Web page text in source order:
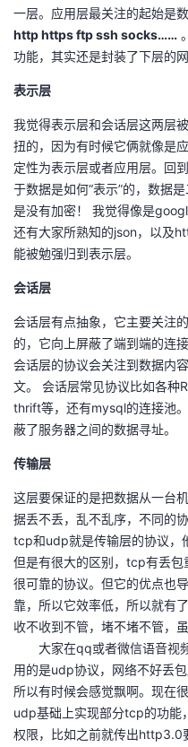
子直的我
注
课
的
证
我
实
验
的
收
藏
术云
议
一层。应用层最关注的起始是
http https ftp ssh socks……
功能，其实还是封装了下层的网
表示层
我觉得表示层和会话层这两层
扭的，因为有时候它俩就像是
定性为表示层或者应用层。回
于数据是如何“表示”的，数据
是没有加密！ 我觉得像是
还有大家所熟知的json，以及
能被勉强归到表示层。
会话层
会话层有点抽象，它主要关注
的，它向上屏蔽了端到端的连
会话层的协议会关注到数据内
文。 会话层常见协议比如各种
thrift等，还有mysql的连接池
蔽了服务器之间的数据寻址。
传输层
这层要保证的是把数据从一台
据丢不丢，乱不乱序，不同的
tcp和udp就是传输层的协议，
但是有很大的区别，tcp有丢
很可靠的协议。但它的优点也
靠，所以它效率低，所以就有
收不收到不管，堵不堵不管，
大家在qq或者微信语音视频
用的是udp协议，网络不好丢
所以有时候会感觉飘啊。现在
udp基础上实现部分tcp的功能
权限，比如之前就传出http3.0